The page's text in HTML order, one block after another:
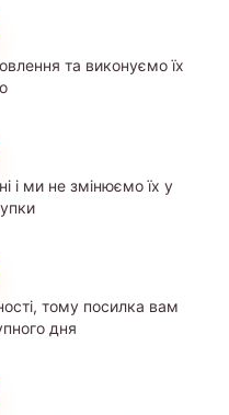
та виконуємо їх
і ми не змінюємо їх у
тому посилка вам
дня